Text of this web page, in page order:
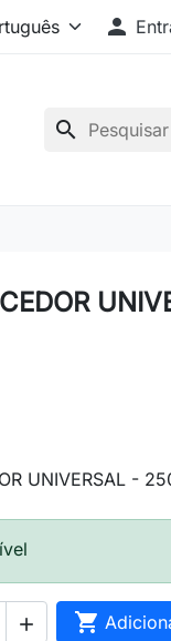

search
UNIVERSAL -
 